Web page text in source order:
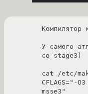
Компилятор
У самого
со stage3)
cat /etc/
CFLAGS="-
msse3"